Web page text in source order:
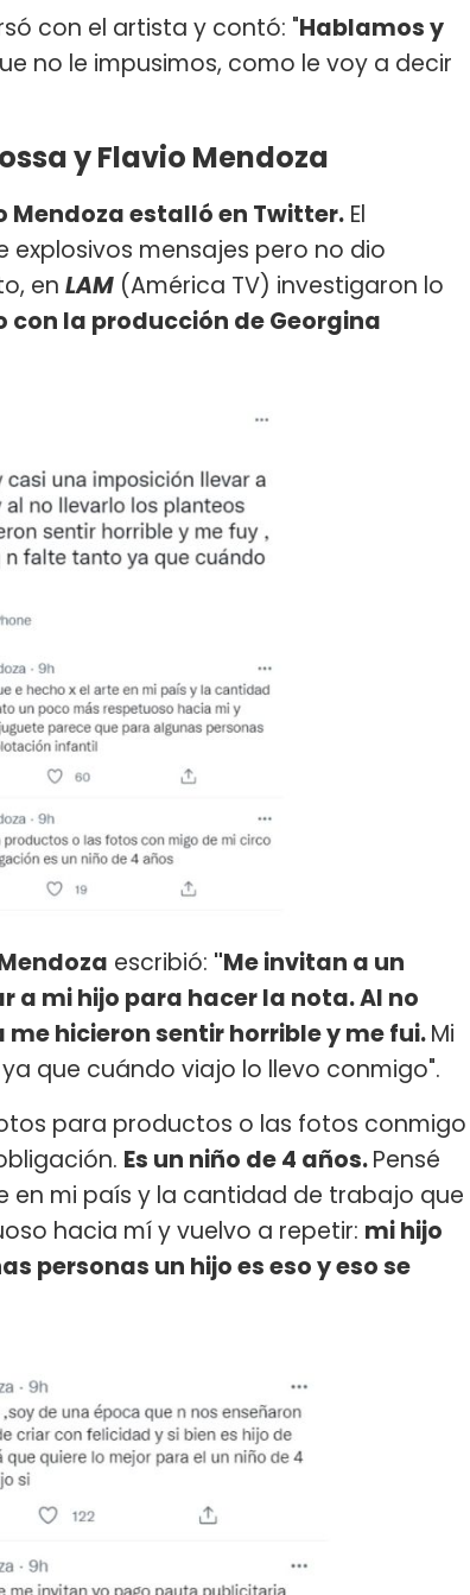
con el artista y contó: "Hablamos y
no le impusimos, como le voy a decir
y Flavio Mendoza
Mendoza estalló en Twitter. El
mensajes pero no dio
en LAM (América TV) investigaron lo
la producción de Georgina
escribió: "Me invitan a un
a mi hijo para hacer la nota. Al no
hicieron sentir horrible y me fui.Mi
que cuándo viajo lo llevo conmigo".
para productos o las fotos conmigo
Es un niño de 4 años.Pensé
en mi país y la cantidad de trabajo que
hacia mí y vuelvo a repetir: mi hijo
personas un hijo es eso y eso se